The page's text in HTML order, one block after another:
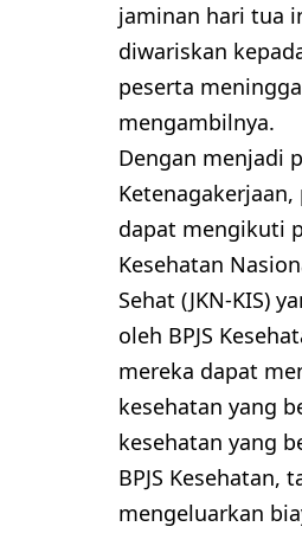
jaminan hari tua
diwariskan
peserta
mengambilnya.
Dengan menjadi
dapat mengikuti
Kesehatan
Sehat (JKN-KIS)
oleh BPJS
mereka dapat
kesehatan yang
kesehatan yang
BPJS Kesehatan,
mengeluarkan